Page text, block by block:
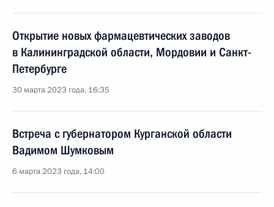
Открытие новых фармацевтических заводов
в Калининградской области, Мордовии и Санкт-
Петербурге
30 марта 2023 года, 16:35
Встреча с губернатором Курганской области
Вадимом Шумковым
6 марта 2023 года, 14:00